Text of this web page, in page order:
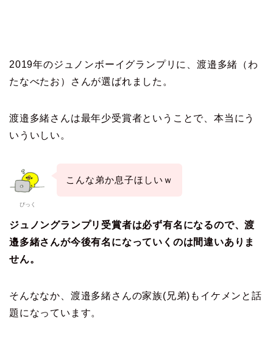
2019年のジュノンボーイグランプリに、渡邉多緒（わ
たなべたお）さんが選ばれました。
渡邉多緒さんは最年少受賞者ということで、本当にう
いういしい。
ぴっく
こんな弟か息子ほしいｗ
ジュノングランプリ受賞者は必ず有名になるので、渡
邉多緒さんが今後有名になっていくのは間違いありま
せん。
そんななか、渡邉多緒さんの家族(兄弟)もイケメンと話
題になっています。